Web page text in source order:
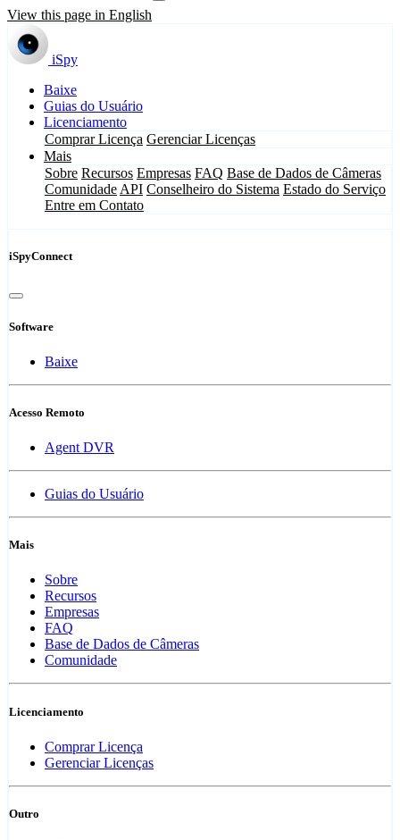
View this page in English
iSpy
Baixe
Guias do Usuário
Licenciamento
Comprar Licença Gerenciar Licenças
Mais
Sobre Recursos Empresas FAQ Base de Dados de Câmeras
Comunidade API Conselheiro do Sistema Estado do Serviço
Entre em Contato
iSpyConnect
Software
Baixe
Acesso Remoto
Agent DVR
Guias do Usuário
Mais
Sobre
Recursos
Empresas
FAQ
Base de Dados de Câmeras
Comunidade
Licenciamento
Comprar Licença
Gerenciar Licenças
Outro